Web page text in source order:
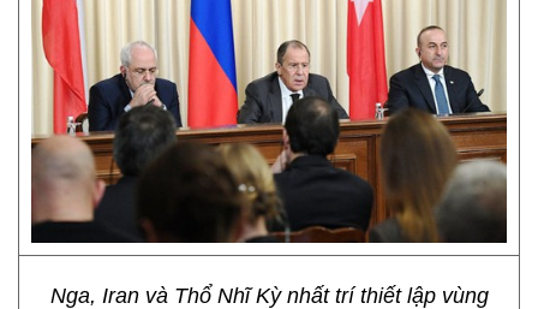
Nga, Iran và Thổ Nhĩ Kỳ nhất trí thiết lập vùng